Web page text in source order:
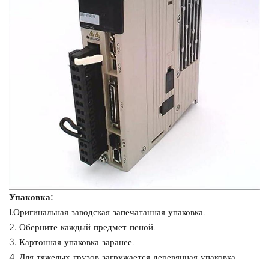
Упаковка:
1.Оригинальная заводская запечатанная упаковка.
2. Оберните каждый предмет пеной.
3. Картонная упаковка заранее.